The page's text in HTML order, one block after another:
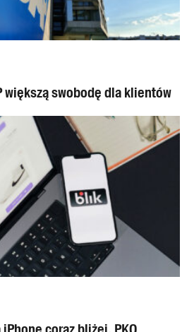
większą swobodę dla klientów